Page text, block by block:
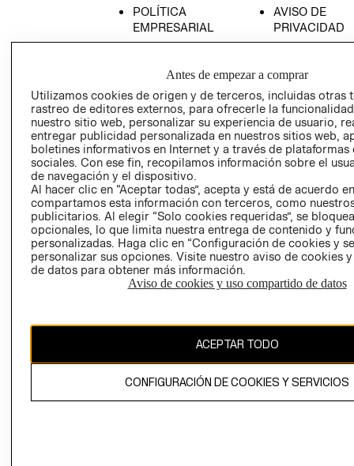
POLÍTICA
EMPRESARIAL
AVISO DE
PRIVACIDAD
AVISO DE
LIBRO DE
Ecuador ($)
CAMBIAR REGIÓN
propiedad de H&M Hennes & Mauritz AB.
Antes de empezar a comprar
Utilizamos cookies de origen y de terceros, incluidas otras
rastreo de editores externos, para ofrecerle la
nuestro sitio web, personalizar su experiencia de usuario,
entregar publicidad personalizada en nuestros sitios web,
boletines informativos en Internet y a través de plataformas
sociales. Con ese fin, recopilamos información sobre el
de navegación y el dispositivo.
Al hacer clic en “Aceptar todas”, acepta y está de acuerdo
compartamos esta información con terceros, como
publicitarios. Al elegir “Solo cookies requeridas”, se
opcionales, lo que limita nuestra entrega de contenido y
personalizadas. Haga clic en “Configuración de cookies y
personalizar sus opciones. Visite nuestro aviso de cookies
de datos para obtener más información.
Aviso de cookies y uso compartido de datos
ACEPTAR TODO
CONFIGURACIÓN DE COOKIES Y SERVICIOS